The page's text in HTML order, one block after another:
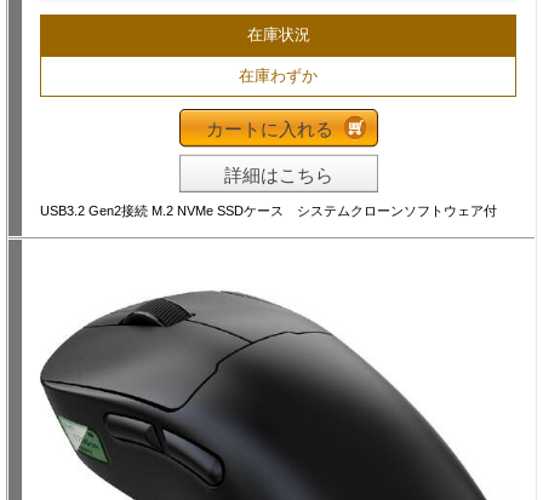
在庫状況
在庫わずか
カートに入れる
詳細はこちら
USB3.2 Gen2接続 M.2 NVMe SSDケース システムクローンソフトウェア付